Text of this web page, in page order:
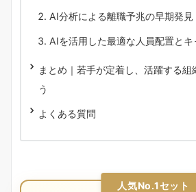
AI分析による離職予兆の早期発見
AIを活用した最適な人員配置とキ
まとめ｜若手が定着し、活躍する組
う
よくある質問
人気No.1セット